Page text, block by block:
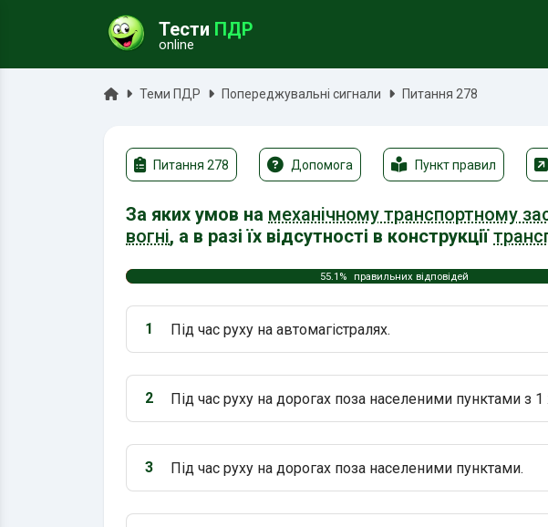
Тести ПДР
online
ГоловнаТеми ПДР Попереджувальні сигнали Питання 278
Питання 278 Допомога Пункт правил
За яких умов на механічному транспортному
вогні, а в разі їх відсутності в конструкції
55.1% правильних відповідей
Варіант 1:
1 Під час руху на автомагістралях.
Варіант 2:
2 Під час руху на дорогах поза населеними пунктами з
Варіант 3:
3 Під час руху на дорогах поза населеними пунктами.